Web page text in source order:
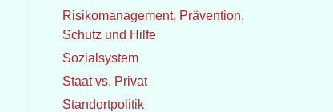
Risikomanagement, Prävention,
Schutz und Hilfe
Sozialsystem
Staat vs. Privat
Standortpolitik